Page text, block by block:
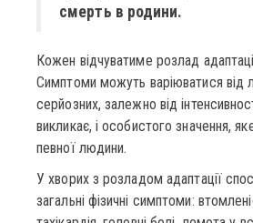
смерть в родини.
Кожен відчуватиме розлад
Симптоми можуть варіюватися від
серйозних, залежно від
викликає, і особистого значення,
певної людини.
У хворих з розладом адаптації
загальні фізичні симптоми: